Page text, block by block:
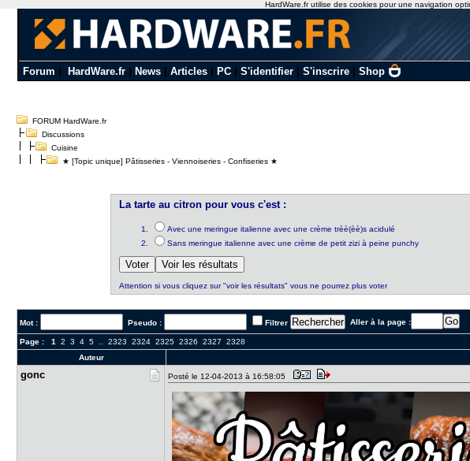
Forum HardWare.fr| News| Articles| PC| S'identifier| S'inscrire| Shop
FORUM HardWare.fr
Discussions
Cuisine
★ [Topic unique] Pâtisseries - Viennoiseries - Confiseries ★
La tarte au citron pour vous c'est :
Avec une meringue italienne avec une crème trèè(èè)s acidulé
Sans meringue italienne avec une crème de petit zizi à peine punchy
Attention si vous cliquez sur "voir les résultats" vous ne pourrez plus voter
Mot : Pseudo : Filtrer Aller à la page :
Page : 1 2 3 4 5 ..2323 2324 2325 2326 2327 2328
Auteur
gonc Posté le 12-04-2013 à 16:58:05
HardWare.fr utilise des cookies pour une navigation